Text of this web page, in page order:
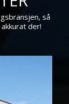
så
der!